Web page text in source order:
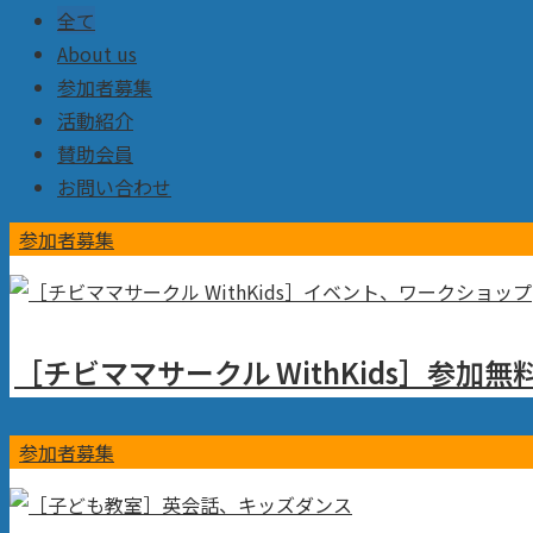
全て
About us
参加者募集
活動紹介
賛助会員
お問い合わせ
参加者募集
［チビママサークル WithKids］参加無
参加者募集